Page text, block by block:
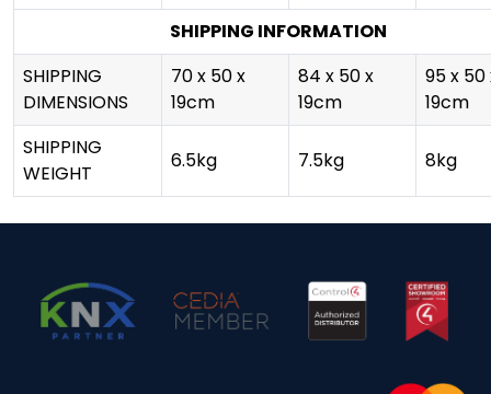
SHIPPING INFORMATION
SHIPPING
DIMENSIONS
70 x 50 x
19cm
84 x 50 x
19cm
95 x 50
19cm
SHIPPING
WEIGHT
6.5kg 7.5kg 8kg